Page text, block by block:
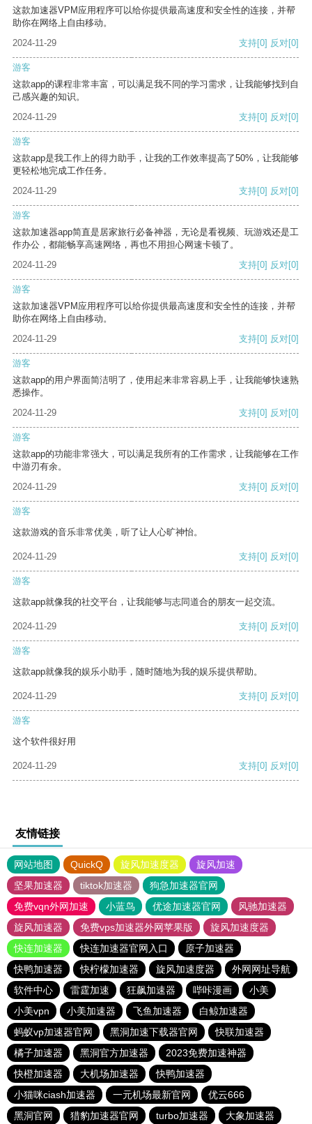
这款加速器VPM应用程序可以给你提供最高速度和安全性的连接，并帮
助你在网络上自由移动。
2024-11-29
支持[0] 反对[0]
游客
这款app的课程非常丰富，可以满足我不同的学习需求，让我能够找到自
己感兴趣的知识。
2024-11-29
支持[0] 反对[0]
游客
这款app是我工作上的得力助手，让我的工作效率提高了50%，让我能够
更轻松地完成工作任务。
2024-11-29
支持[0] 反对[0]
游客
这款加速器app简直是居家旅行必备神器，无论是看视频、玩游戏还是工
作办公，都能畅享高速网络，再也不用担心网速卡顿了。
2024-11-29
支持[0] 反对[0]
游客
这款加速器VPM应用程序可以给你提供最高速度和安全性的连接，并帮
助你在网络上自由移动。
2024-11-29
支持[0] 反对[0]
游客
这款app的用户界面简洁明了，使用起来非常容易上手，让我能够快速熟
悉操作。
2024-11-29
支持[0] 反对[0]
游客
这款app的功能非常强大，可以满足我所有的工作需求，让我能够在工作
中游刃有余。
2024-11-29
支持[0] 反对[0]
游客
这款游戏的音乐非常优美，听了让人心旷神怡。
2024-11-29 支持[0] 反对[0]
游客
这款app就像我的社交平台，让我能够与志同道合的朋友一起交流。
2024-11-29 支持[0] 反对[0]
游客
这款app就像我的娱乐小助手，随时随地为我的娱乐提供帮助。
2024-11-29 支持[0] 反对[0]
游客
这个软件很好用
2024-11-29 支持[0] 反对[0]
友情链接
网站地图 QuickQ 旋风加速度器
旋风加速
坚果加速器
tiktok加速器
狗急加速器官网
免费vqn外网加速
小蓝鸟 优途加速器官网
风驰加速器
旋风加速器
免费vps加速器外网苹果版
旋风加速度器
快连加速器
快连加速器官网入口
原子加速器
快鸭加速器
快柠檬加速器 旋风加速度器
外网网址导航
软件中心
雷霆加速 狂飙加速器 哔咔漫画
小美
小美vpn
小美加速器 飞鱼加速器
白鲸加速器
蚂蚁vp加速器官网
黑洞加速下载器官网
快联加速器
橘子加速器
黑洞官方加速器
2023免费加速神器
快橙加速器
大机场加速器
快鸭加速器
小猫咪ciash加速器
一元机场最新官网
优云666
黑洞官网
猎豹加速器官网 turbo加速器 大象加速器